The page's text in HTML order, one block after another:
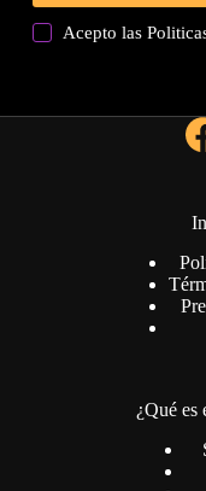
Acepto las
¿Qué es